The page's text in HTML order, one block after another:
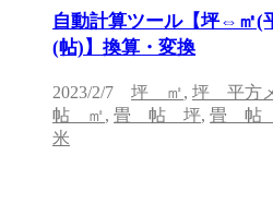
自動計算ツール【坪⇔㎡(
(帖)】換算・変換
2023/2/7 坪 ㎡, 坪 平方
帖 ㎡, 畳 帖 坪, 畳 帖
米